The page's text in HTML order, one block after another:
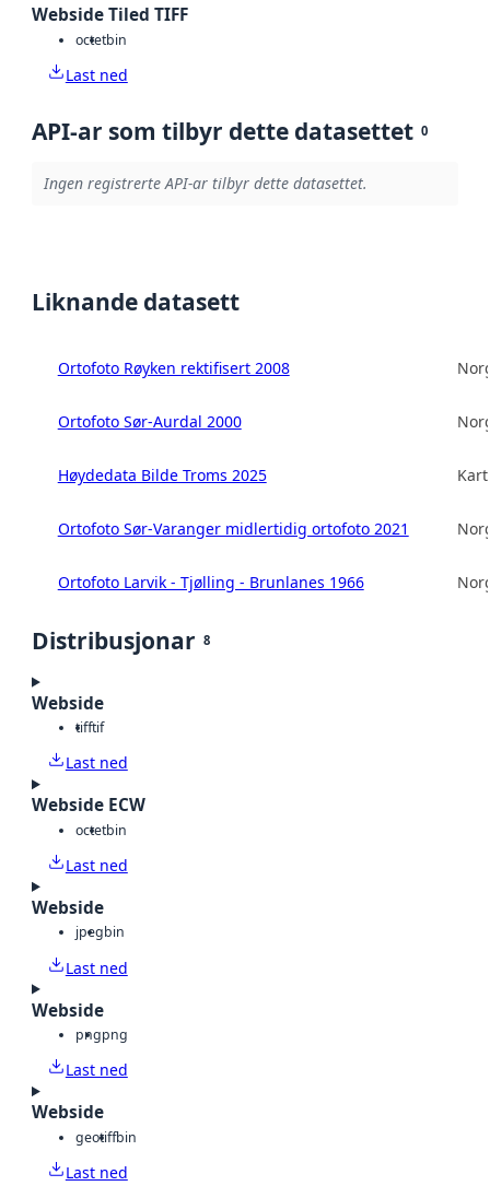
Webside Tiled TIFF
octetbin
Last ned
API-ar som tilbyr dette datasettet 0
Ingen registrerte API-ar tilbyr dette datasettet.
Liknande datasett
Ortofoto Røyken rektifisert 2008
Ortofoto Sør-Aurdal 2000
Høydedata Bilde Troms 2025
Ortofoto Sør-Varanger midlertidig ortofoto 2021
Ortofoto Larvik - Tjølling - Brunlanes 1966
Distribusjonar 8
Webside
tifftif
Last ned
Webside ECW
octetbin
Last ned
Webside
jpegbin
Last ned
Webside
pngpng
Last ned
Webside
geotiffbin
Last ned